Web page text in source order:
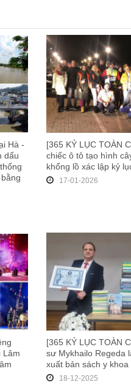
Hà -
dấu
[365 KỶ LỤC TOÀN
chiếc ô tô tạo hình
khổng lồ xác lập kỷ
17-01-2026
Lâm
[365 KỶ LỤC TOÀN
sư Mykhailo Regeda
xuất bản sách y khoa
18-12-2025